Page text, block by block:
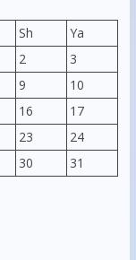
Sh
Ya
2
3
9
10
16
17
23
24
30 31